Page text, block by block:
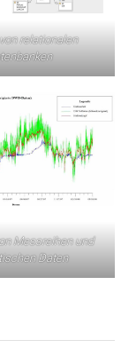
relationalen
Messreihen und
Daten